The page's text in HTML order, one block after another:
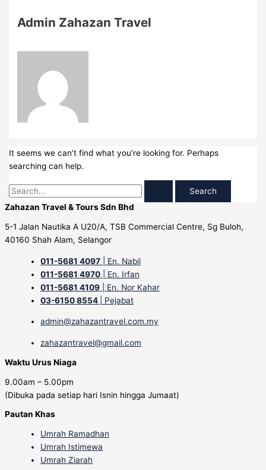
Admin Zahazan Travel
It seems we can’t find what you’re looking for. Perhaps
searching can help.
Zahazan Travel & Tours Sdn Bhd
5-1 Jalan Nautika A U20/A, TSB Commercial Centre, Sg Buloh,
40160 Shah Alam, Selangor
011-5681 4097 | En. Nabil
011-5681 4970 | En. Irfan
011-5681 4109 | En. Nor Kahar
03-6150 8554
| Pejabat
admin@zahazantravel.com.my
zahazantravel@gmail.com
Waktu Urus Niaga
9.00am – 5.00pm
(Dibuka pada setiap hari Isnin hingga Jumaat)
Pautan Khas
Umrah Ramadhan
Umrah Istimewa
Umrah Ziarah